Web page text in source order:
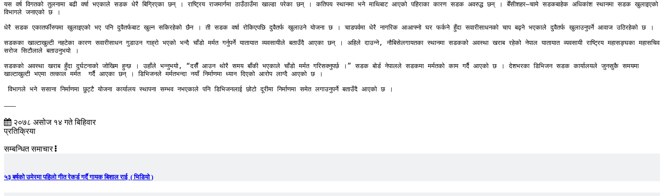
यस वर्ष विगतको तुलनामा बढी वर्षा भएकाले सडक धेरै बिग्रिएका छन् । राष्ट्रिय राजमार्गमा ठाउँठाउँमा खाल्डा परेका छन् । कतिपय स्थानमा भने माथिबाट आएको पहिराका कारण सडक अवरुद्ध छन् । बेँसीशहर–चामे सडकबाहेक अधिकांश स्थानमा सडक खुलाइएको
विभागले जनाएको छ ।
धेरै सडक एकातर्फीरुपमा खुलाइएको भए पनि दुवैतर्फबाट खुल्न सकिरहेको छैन । ती सडक वर्षा रोकिएपछि दुवैतर्फ खुलाउने योजना छ । चाडपर्वमा धेरै नागरिक आआफ्नो घर फर्कने हुँदा सवारीसाधनको चाप बढ्ने भएकाले दुवैतर्फ खुलाउनुपर्ने आवाज उठिरहेको छ ।
सडकका खाल्टाखुल्टी नहटेका कारण सवारीसाधन गुडाउन गाह्रो भएको भन्दै चाँडो मर्मत गर्नुपर्ने यातायात व्यवसायीले बताउँदै आएका छन् । अहिले दाउन्ने, नौबिसेलगायतका स्थानमा सडकको अवस्था खराब रहेको नेपाल यातायात व्यवसायी राष्ट्रिय महासङ्घका महासचिव
सरोज सिटौलाले बताउनुभयो ।
सडकको अवस्था खराब हुँदा दुर्घटनाको जोखिम हुन्छ । उहाँले भन्नुभयो, “दसैँ आउन थोरै समय बाँकी भएकाले चाँडो मर्मत गरिसक्नुपर्छ ।” सडक बोर्ड नेपालले सडकमा मर्मतको काम गर्दै आएको छ । देशभरका डिभिजन सडक कार्यालयले जुनसुकै समयमा
खाल्टाखुल्टी भएमा तत्काल मर्मत  गर्दै आएका छन् । डिभिजनले मर्मतभन्दा नयाँ निर्माणमा ध्यान दिएको आरोप लाग्दै आएको छ ।
विभागले भने ससाना निर्माणमा छुट्टै योजना कार्यालय स्थापना सम्भव नभएकाले पनि डिभिजनलाई छोटो दूरीमा निर्माणमा समेत लगाउनुपर्ने बताउँदै आएको छ ।
–––
२०७८ असोज १४ गते बिहिवार
प्रतिक्रिया
सम्बन्धित समाचार
५३ बर्षको उमेरमा पहिलो गीत रेकर्ड गर्दै गायक बिशाल राई ( भिडियो )